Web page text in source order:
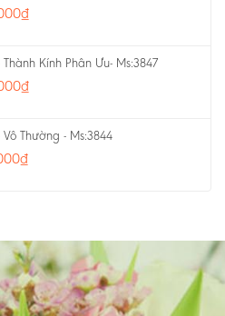
₫
Kính Phân Ưu- Ms:3847
₫
Thường - Ms:3844
₫